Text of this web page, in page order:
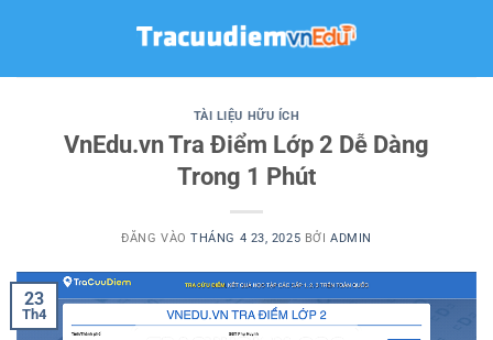
TÀI LIỆU HỮU ÍCH
VnEdu.vn Tra Điểm Lớp 2 Dễ Dàng
Trong 1 Phút
ĐĂNG VÀOTHÁNG 4 23, 2025 BỞI ADMIN
23
Th4